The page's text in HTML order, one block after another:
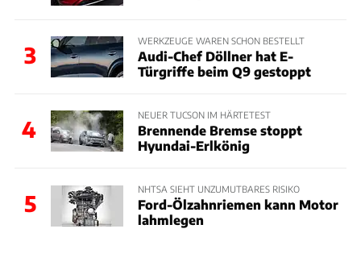
3
WERKZEUGE WAREN SCHON BESTELLT
Audi-Chef Döllner hat E-
Türgriffe beim Q9 gestoppt
4
NEUER TUCSON IM HÄRTETEST
Brennende Bremse stoppt
Hyundai-Erlkönig
5
NHTSA SIEHT UNZUMUTBARES RISIKO
Ford-Ölzahnriemen kann Motor
lahmlegen